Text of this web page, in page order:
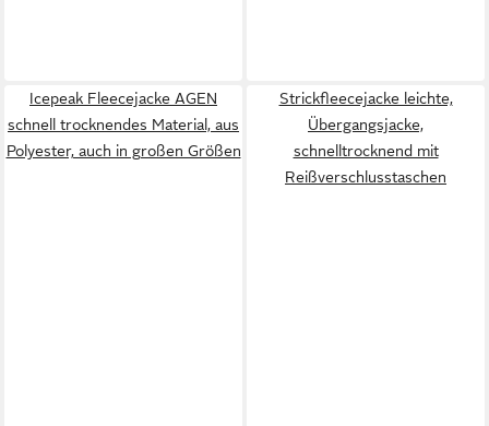
Icepeak Fleecejacke AGEN
schnell trocknendes Material, aus
Polyester, auch in großen Größen
Strickfleecejacke leichte,
Übergangsjacke,
schnelltrocknend mit
Reißverschlusstaschen